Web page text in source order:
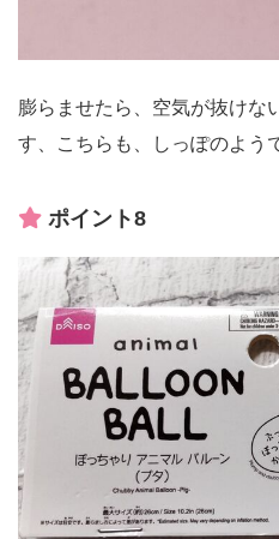
膨らませたら、空気が抜けな
す、こちらも、しっぽのよう
ポイント8